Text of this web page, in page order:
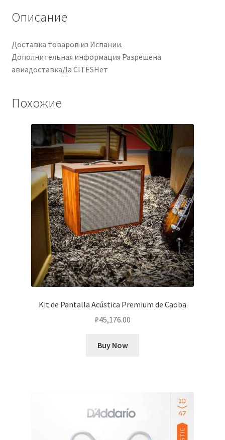
Описание
Доставка товаров из Испании.
Дополнительная информация Разрешена
авиадоставкаДа CITESНет
Похожие
Kit de Pantalla Acústica Premium de Caoba
₽45,176.00
Buy Now